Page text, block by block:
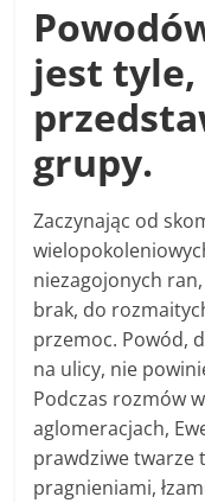
jest
grupy.
Zaczynając od
niezagojonych
brak, do
przemoc. Powód,
na ulicy, nie
Podczas rozmów
aglomeracjach,
prawdziwe twarze
pragnieniami,